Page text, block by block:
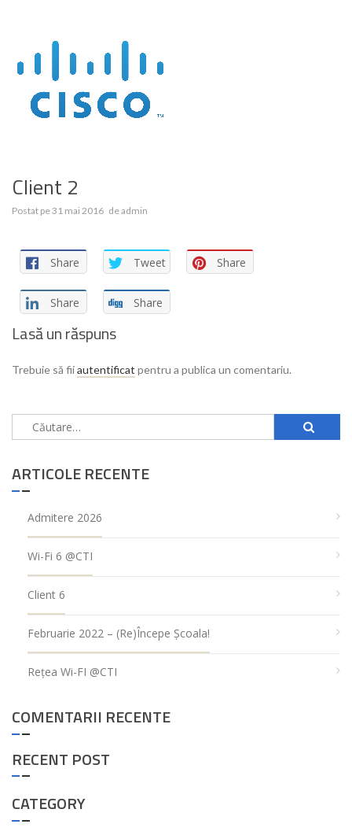
Client 2
Postat pe31 mai 2016 deadmin
Share Tweet Share
Share Share
Lasă un răspuns
Trebuie să fiiautentificat pentru a publica un comentariu.
Caută
după:
ARTICOLE RECENTE
Admitere 2026
Wi-Fi 6 @CTI
Client 6
Februarie 2022 – (re)Începe Școala!
Rețea Wi-FI @CTI
COMENTARII RECENTE
RECENT POST
CATEGORY